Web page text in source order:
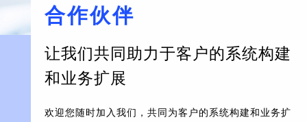
合作伙伴
让我们共同助力于客户的系统构建
和业务扩展
欢迎您随时加入我们，共同为客户的系统构建和业务扩